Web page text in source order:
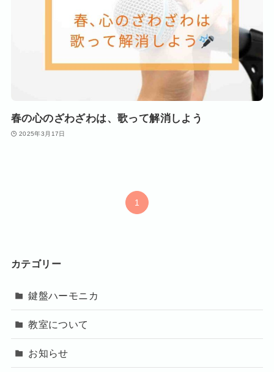
春の心のざわざわは、歌って解消しよう
2025年3月17日
1
カテゴリー
鍵盤ハーモニカ
教室について
お知らせ